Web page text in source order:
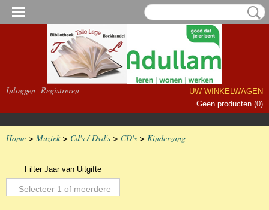
Inloggen Registreren
UW WINKELWAGEN
Geen producten (0)
Home > Muziek> Cd's / Dvd's > CD's > Kinderzang
Filter Jaar van Uitgifte
Selecteer 1 of meerdere